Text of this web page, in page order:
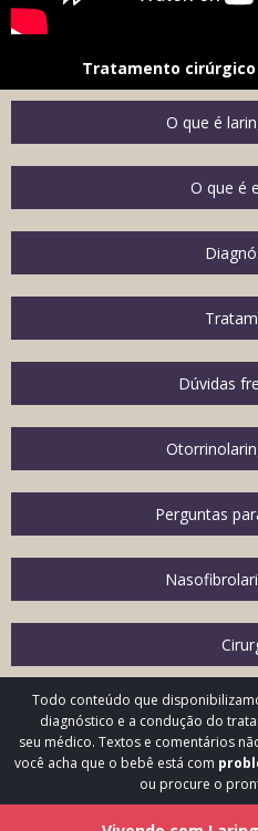
Tratamento
O que é
O que é
Dúvidas
Perguntas
Todo conteúdo que
diagnóstico e a condução do
seu médico. Textos e comentários
você acha que o bebê está com
ou procure o